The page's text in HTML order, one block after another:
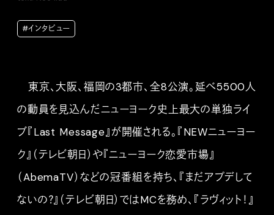
#インタビュー
東京、大阪、福岡の3都市、全8公演。延べ5500人
の動員を見込んだニューヨーク史上最大の単独ライ
ブ『Last Message』が開催される。『NEWニューヨー
ク』（テレビ朝日）や『ニューヨーク恋愛市場』
（AbemaTV）などの冠番組を持ち、『まだアプデして
ないの？』（テレビ朝日）ではMCを務め、『ラヴィット！』